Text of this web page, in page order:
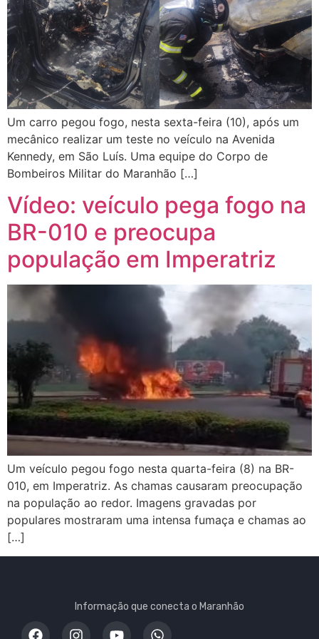
Um carro pegou fogo, nesta sexta-feira (10), após um
mecânico realizar um teste no veículo na Avenida
Kennedy, em São Luís. Uma equipe do Corpo de
Bombeiros Militar do Maranhão […]
Vídeo: veículo pega fogo na
BR-010 e preocupa
população em Imperatriz
Um veículo pegou fogo nesta quarta-feira (8) na BR-
010, em Imperatriz. As chamas causaram preocupação
na população ao redor. Imagens gravadas por
populares mostraram uma intensa fumaça e chamas ao
[…]
Informação que conecta o Maranhão